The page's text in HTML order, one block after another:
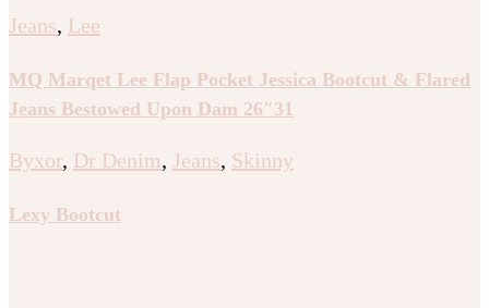
Jeans, Lee
MQ Marqet Lee Flap Pocket Jessica Bootcut & Flared
Jeans Bestowed Upon Dam 26″31
Byxor, Dr Denim, Jeans, Skinny
Lexy Bootcut